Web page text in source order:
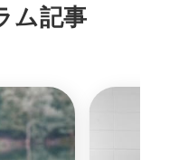
ム記事